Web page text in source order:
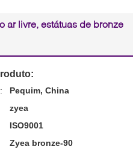
ar livre, estátuas de bronze
Pequim, China
zyea
ISO9001
Zyea bronze-90